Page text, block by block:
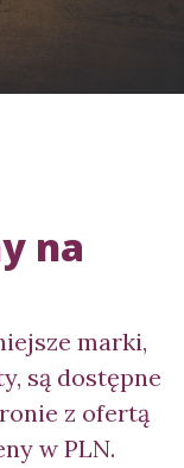
na
marki,
są dostępne
z ofertą
w PLN.